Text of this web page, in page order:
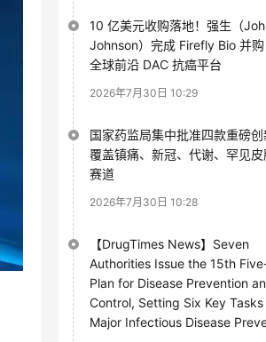
10 亿美元收购落地！强生（
Johnson）完成 Firefly Bio 并
全球前沿 DAC 抗癌平台
2026年7月30日 10:29
国家药监局集中批准四款重磅创
覆盖镇痛、新冠、代谢、罕见皮
赛道
2026年7月30日 10:28
【DrugTimes News】Seven
Authorities Issue the 15th
Plan for Disease Prevention
Control, Setting Six Key
Major Infectious Disease